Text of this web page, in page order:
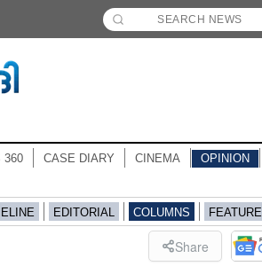
360 CASE DIARY CINEMA OPINION
EDITORIAL COLUMNS FEATURE
Share